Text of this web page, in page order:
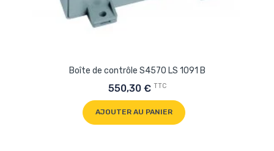
Boîte de contrôle S4570 LS 1091 B
550,30 € TTC
AJOUTER AU PANIER